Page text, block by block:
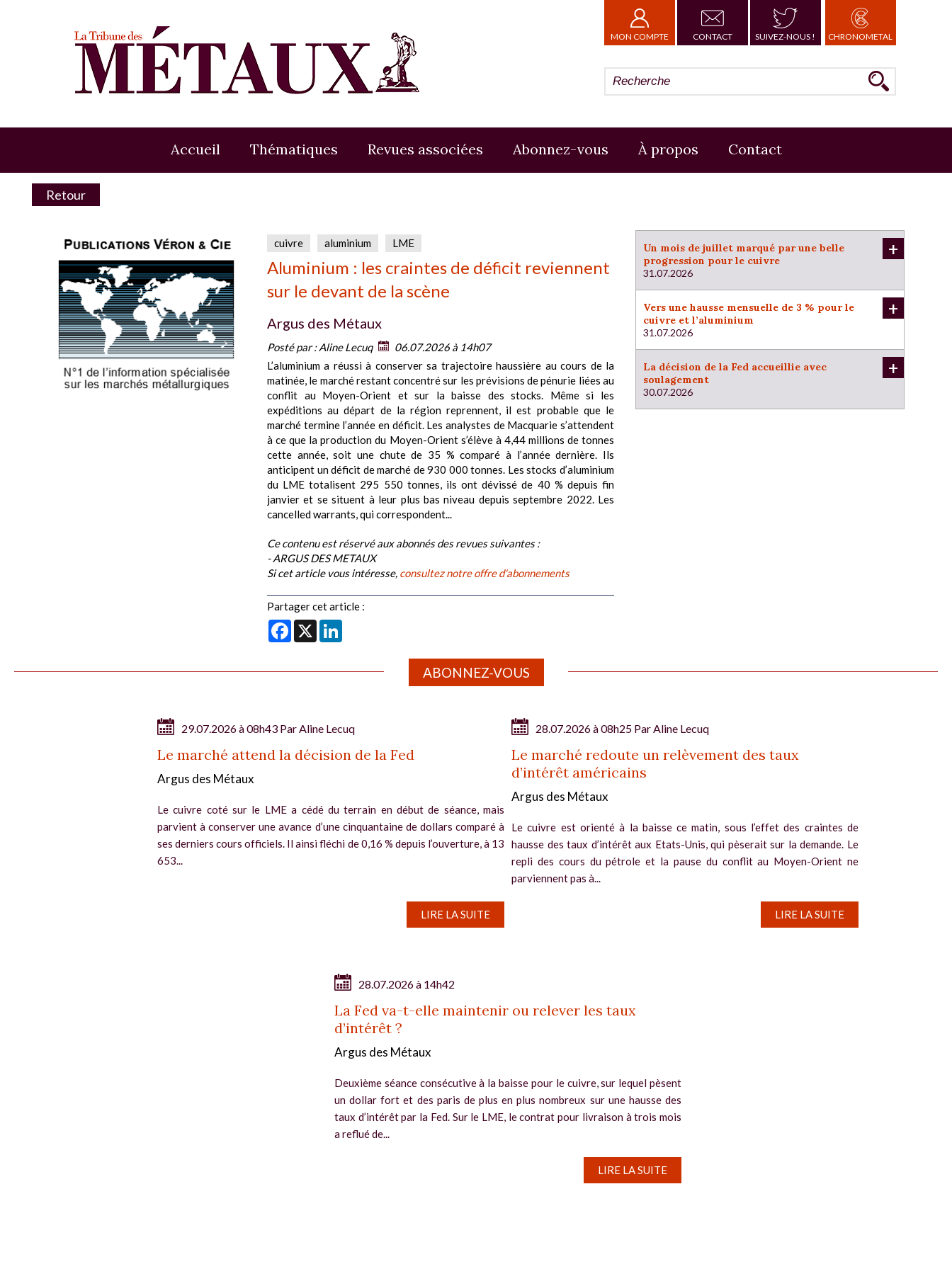
MON COMPTE CONTACT SUIVEZ-NOUS ! CHRONOMETAL
Accueil Thématiques Revues associées Abonnez-vous À propos Contact
Retour
cuivre aluminium LME
Aluminium : les craintes de déficit reviennent
sur le devant de la scène
Argus des Métaux
Posté par :Aline Lecuq
06.07.2026 à 14h07
L’aluminium a réussi à conserver sa trajectoire haussière au cours de la
matinée, le marché restant concentré sur les prévisions de pénurie liées au
conflit au Moyen-Orient et sur la baisse des stocks. Même si les
expéditions au départ de la région reprennent, il est probable que le
marché termine l’année en déficit. Les analystes de Macquarie s’attendent
à ce que la production du Moyen-Orient s’élève à 4,44 millions de tonnes
cette année, soit une chute de 35 % comparé à l’année dernière. Ils
anticipent un déficit de marché de 930 000 tonnes. Les stocks d’aluminium
du LME totalisent 295 550 tonnes, ils ont dévissé de 40 % depuis fin
janvier et se situent à leur plus bas niveau depuis septembre 2022. Les
cancelled warrants, qui correspondent...
Ce contenu est réservé aux abonnés des revues suivantes :
- ARGUS DES METAUX
Si cet article vous intéresse, consultez notre offre d'abonnements
Partager cet article :
Facebook
X
Un mois de juillet marqué par une belle
progression pour le cuivre
31.07.2026
+
Vers une hausse mensuelle de 3 % pour le
cuivre et l’aluminium
31.07.2026
+
La décision de la Fed accueillie avec
soulagement
30.07.2026
+
ABONNEZ-VOUS
29.07.2026 à 08h43 Par Aline Lecuq
Le marché attend la décision de la Fed
Argus des Métaux
Le cuivre coté sur le LME a cédé du terrain en début de séance, mais
parvient à conserver une avance d’une cinquantaine de dollars comparé à
ses derniers cours officiels. Il ainsi fléchi de 0,16 % depuis l’ouverture, à 13
653...
LIRE LA SUITE
28.07.2026 à 08h25 Par Aline Lecuq
Le marché redoute un relèvement des taux
d’intérêt américains
Argus des Métaux
Le cuivre est orienté à la baisse ce matin, sous l’effet des craintes de
hausse des taux d’intérêt aux Etats-Unis, qui pèserait sur la demande. Le
repli des cours du pétrole et la pause du conflit au Moyen-Orient ne
parviennent pas à...
LIRE LA SUITE
28.07.2026 à 14h42
La Fed va-t-elle maintenir ou relever les taux
d’intérêt ?
Argus des Métaux
Deuxième séance consécutive à la baisse pour le cuivre, sur lequel pèsent
un dollar fort et des paris de plus en plus nombreux sur une hausse des
taux d’intérêt par la Fed. Sur le LME, le contrat pour livraison à trois mois
a reflué de...
LIRE LA SUITE